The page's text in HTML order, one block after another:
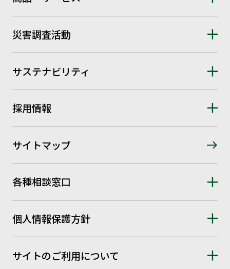
災害調査活動
サステナビリティ
採用情報
サイトマップ
各種相談窓口
個人情報保護方針
サイトのご利用について